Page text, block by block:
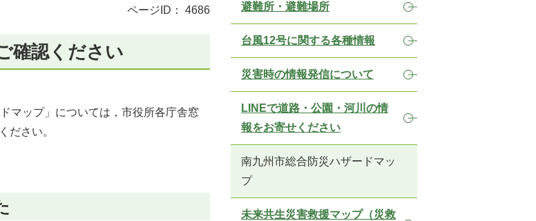
ページID：
4686
確認ください
マップ」については，市役所各庁舎窓
ださい。
避難所・避難場所
台風12号に関する各種情報
災害時の情報発信について
LINEで道路・公園・河川の情
報をお寄せください
南九州市総合防災ハザードマッ
プ
未来共生災害救援マップ（災救